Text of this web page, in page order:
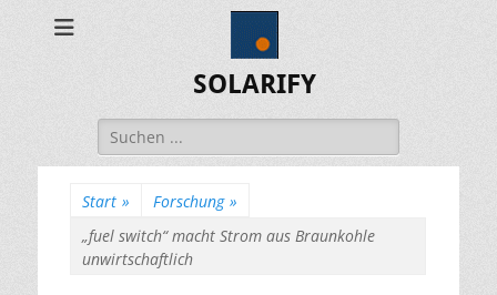
SOLARIFY
Suchen
nach:
Start » Forschung »
„fuel switch“ macht Strom aus Braunkohle
unwirtschaftlich